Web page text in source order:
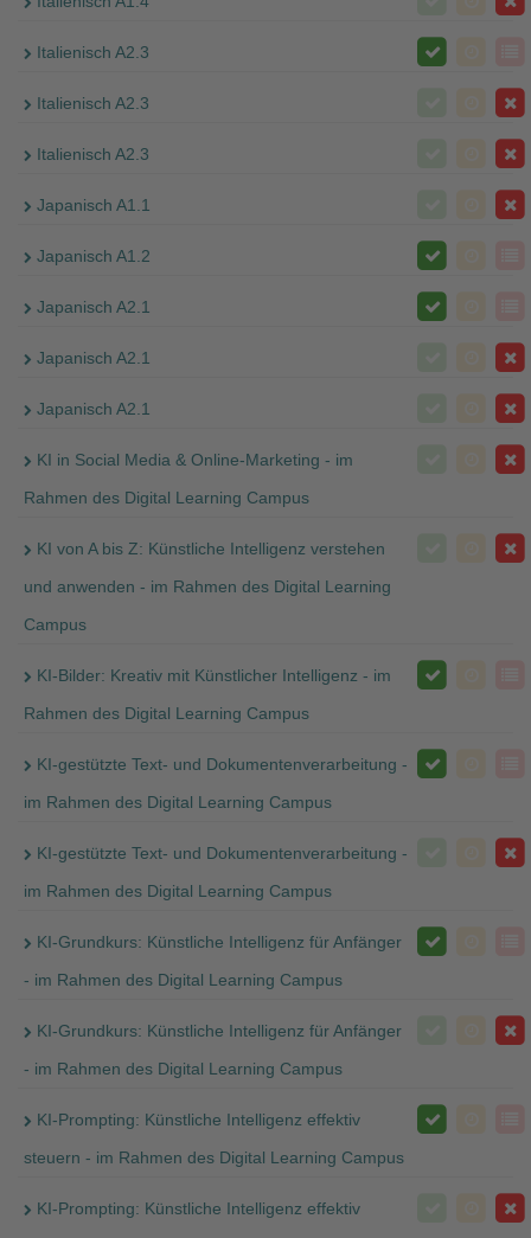
Italienisch A2.3
Italienisch A2.3
Italienisch A2.3
Japanisch A1.1
Japanisch A1.2
Japanisch A2.1
Japanisch A2.1
Japanisch A2.1
KI in Social Media & Online-Marketing - im
Rahmen des Digital Learning Campus
KI von A bis Z: Künstliche Intelligenz verstehen
und anwenden - im Rahmen des Digital Learning
Campus
KI-Bilder: Kreativ mit Künstlicher Intelligenz - im
Rahmen des Digital Learning Campus
KI-gestützte Text- und Dokumentenverarbeitung -
im Rahmen des Digital Learning Campus
KI-gestützte Text- und Dokumentenverarbeitung -
im Rahmen des Digital Learning Campus
KI-Grundkurs: Künstliche Intelligenz für Anfänger
- im Rahmen des Digital Learning Campus
KI-Grundkurs: Künstliche Intelligenz für Anfänger
- im Rahmen des Digital Learning Campus
KI-Prompting: Künstliche Intelligenz effektiv
steuern - im Rahmen des Digital Learning Campus
KI-Prompting: Künstliche Intelligenz effektiv